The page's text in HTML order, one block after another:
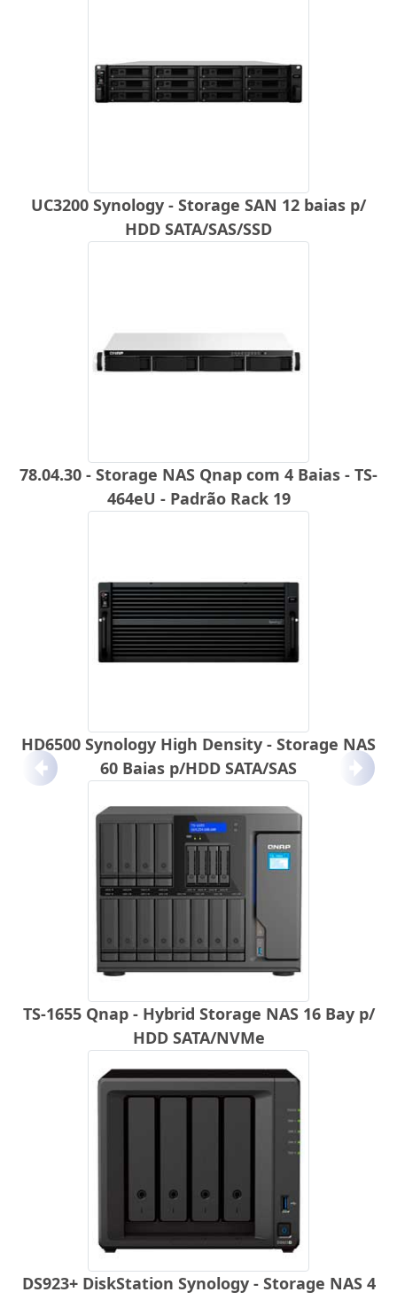
UC3200 Synology - Storage SAN 12 baias p/
HDD SATA/SAS/SSD
78.04.30 - Storage NAS Qnap com 4 Baias - TS-
464eU - Padrão Rack 19
HD6500 Synology High Density - Storage NAS
60 Baias p/HDD SATA/SAS
TS-1655 Qnap - Hybrid Storage NAS 16 Bay p/
HDD SATA/NVMe
DS923+ DiskStation Synology - Storage NAS 4
Anterior